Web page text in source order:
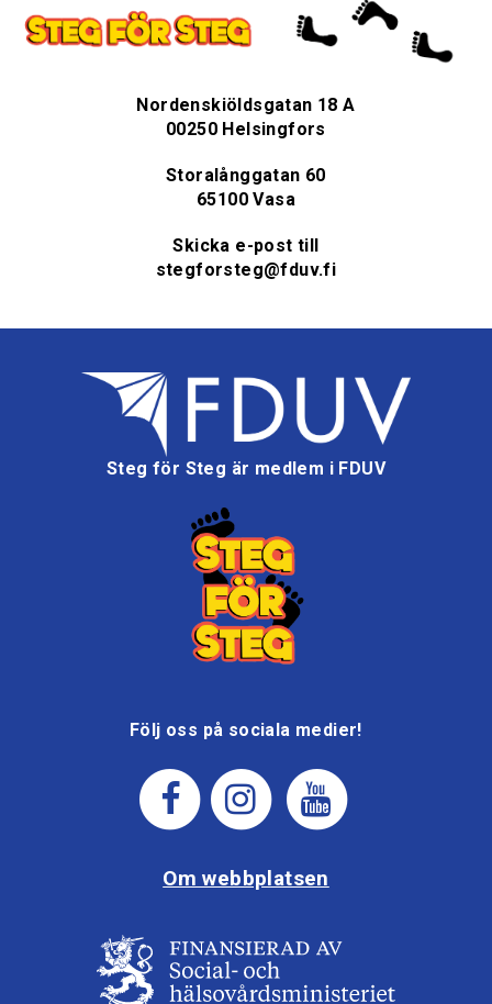
Nordenskiöldsgatan 18 A
00250 Helsingfors
Storalånggatan 60
65100 Vasa
Skicka e-post till
stegforsteg@fduv.fi
Steg för Steg är medlem i FDUV
Följ oss på sociala medier!
Om webbplatsen